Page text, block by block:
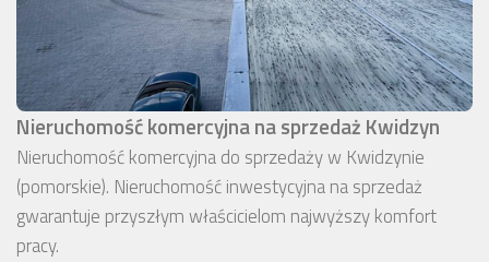
Nieruchomość komercyjna na sprzedaż Kwidzyn
Nieruchomość komercyjna do sprzedaży w Kwidzynie
(pomorskie). Nieruchomość inwestycyjna na sprzedaż
gwarantuje przyszłym właścicielom najwyższy komfort
pracy.